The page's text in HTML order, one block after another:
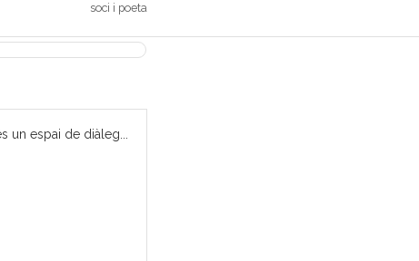
soci i poeta
un espai de diàleg...